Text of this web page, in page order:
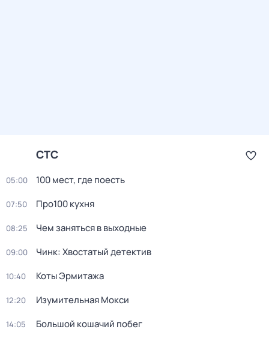
СТС
05:00 100 мест, где поесть
07:50 Про100 кухня
08:25 Чем заняться в выходные
09:00 Чинк: Хвостатый детектив
10:40 Коты Эрмитажа
12:20 Изумительная Мокси
14:05 Большой кошачий побег